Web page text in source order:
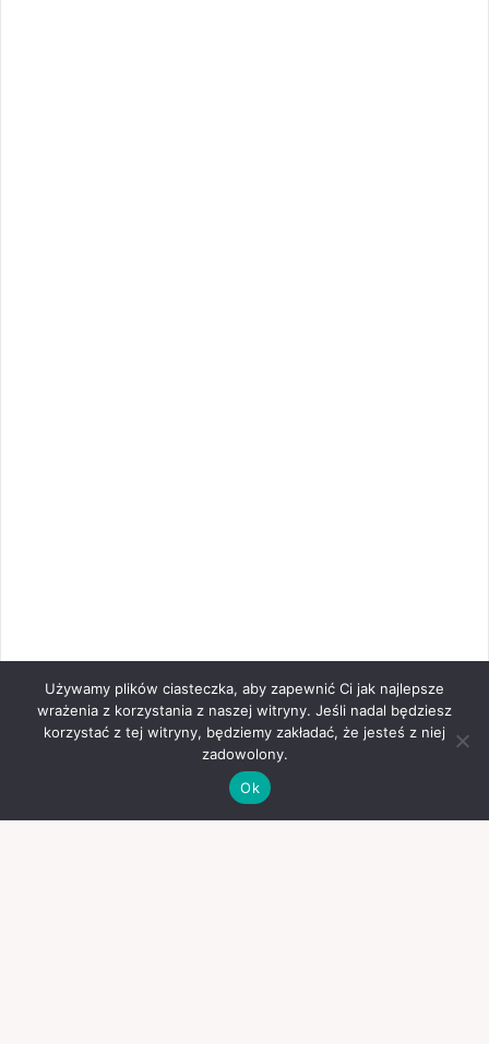
Używamy plików ciasteczka, aby zapewnić Ci jak najlepsze
wrażenia z korzystania z naszej witryny. Jeśli nadal będziesz
korzystać z tej witryny, będziemy zakładać, że jesteś z niej
zadowolony.
Ok